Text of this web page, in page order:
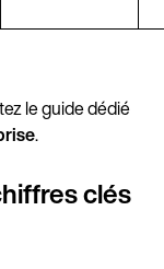
le guide dédié
.
clés